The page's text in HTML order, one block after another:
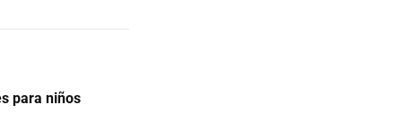
para niños